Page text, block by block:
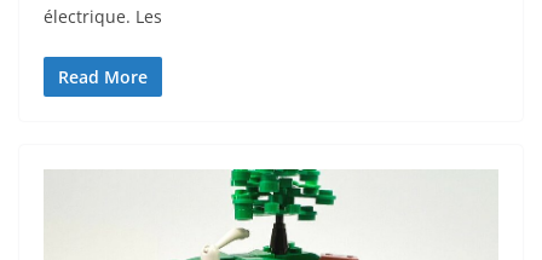
électrique. Les
Read More